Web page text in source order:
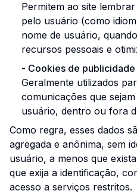
Permitem ao site
pelo usuário (como
nome de usuário,
recursos pessoais e
- Cookies de
Geralmente utilizados
comunicações que
usuário, dentro ou fora
Como regra, esses dados
agregada e anônima, sem
usuário, a menos que
que exija a identificação,
acesso a serviços restritos.